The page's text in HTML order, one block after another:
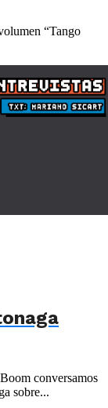
“Tango
conversamos
sobre...